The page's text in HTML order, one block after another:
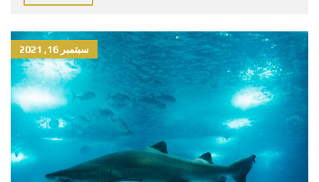
سبتمبر 16, 2021